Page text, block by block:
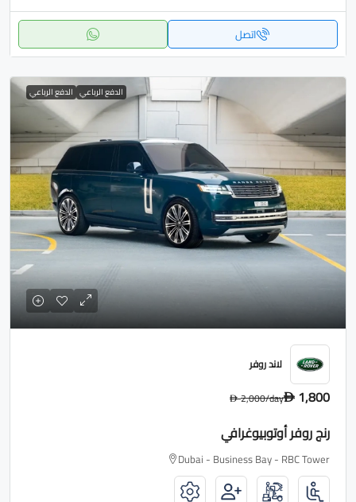
اتصل
الدفع الرباعي الدفع الرباعي
لاند روفر
D 1,800
D2,000/day
رنج روفر أوتوبيوغرافي
Dubai - Business Bay - RBC Tower